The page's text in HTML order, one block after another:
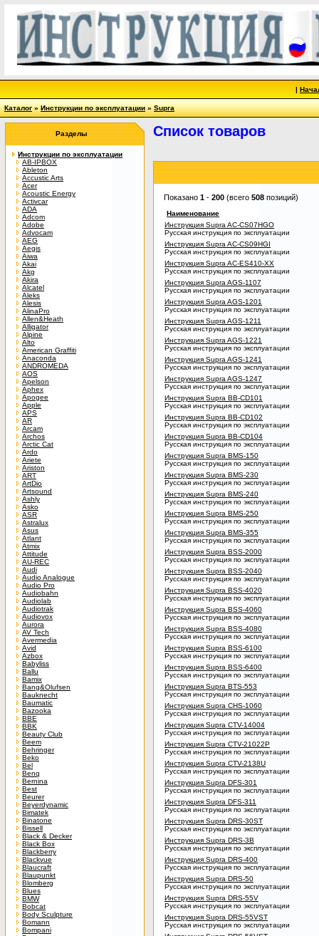
|
Каталог»Инструкции по эксплуатации»Supra
Разделы
Инструкции по эксплуатации
AB-IPBOX
Ableton
Accustic Arts
Acer
Acoustic Energy
Activcar
ADA
Adcom
Adobe
Advocam
AEG
Aegis
Aiwa
Akai
Akg
Akira
Alcatel
Aleks
Alesis
AlinaPro
Allen&Heath
Alligator
Alpine
Alto
American Graffiti
Anaconda
ANDROMEDA
AOS
Apelson
Aphex
Apogee
Apple
APS
AR
Arcam
Archos
Arctic Cat
Ardo
Ariete
Ariston
ART
ArtDio
Artsound
Ashly
Asko
ASR
Astralux
Asus
Atlant
Atmix
Attitude
AU-REC
Audi
Audio Analogue
Audio Pro
Audiobahn
Audiolab
Audiotrak
Audiovox
Aurora
AV Tech
Avermedia
Avid
Azbox
Babyliss
Ballu
Bamix
Bang&Olufsen
Bauknecht
Baumatic
Bazooka
BBE
BBK
Beauty Club
Beem
Behringer
Beko
Bel
Benq
Bernina
Best
Beurer
Beyerdynamic
Bimatek
Binatone
Bissell
Black & Decker
Black Box
Blackberry
Blackvue
Blaucraft
Blaupunkt
Blomberg
Blues
BMW
Bobcat
Body Sculpture
Bomann
Bompani
Список товаров
Показано 1 - 200 (всего 508 позиций)
Наименование
Инструкция Supra AC-CS07HGO
Русская инструкция по эксплуатации
Инструкция Supra AC-CS09HGI
Русская инструкция по эксплуатации
Инструкция Supra AC-ES410-XX
Русская инструкция по эксплуатации
Инструкция Supra AGS-1107
Русская инструкция по эксплуатации
Инструкция Supra AGS-1201
Русская инструкция по эксплуатации
Инструкция Supra AGS-1211
Русская инструкция по эксплуатации
Инструкция Supra AGS-1221
Русская инструкция по эксплуатации
Инструкция Supra AGS-1241
Русская инструкция по эксплуатации
Инструкция Supra AGS-1247
Русская инструкция по эксплуатации
Инструкция Supra BB-CD101
Русская инструкция по эксплуатации
Инструкция Supra BB-CD102
Русская инструкция по эксплуатации
Инструкция Supra BB-CD104
Русская инструкция по эксплуатации
Инструкция Supra BMS-150
Русская инструкция по эксплуатации
Инструкция Supra BMS-230
Русская инструкция по эксплуатации
Инструкция Supra BMS-240
Русская инструкция по эксплуатации
Инструкция Supra BMS-250
Русская инструкция по эксплуатации
Инструкция Supra BMS-355
Русская инструкция по эксплуатации
Инструкция Supra BSS-2000
Русская инструкция по эксплуатации
Инструкция Supra BSS-2040
Русская инструкция по эксплуатации
Инструкция Supra BSS-4020
Русская инструкция по эксплуатации
Инструкция Supra BSS-4060
Русская инструкция по эксплуатации
Инструкция Supra BSS-4080
Русская инструкция по эксплуатации
Инструкция Supra BSS-6100
Русская инструкция по эксплуатации
Инструкция Supra BSS-6400
Русская инструкция по эксплуатации
Инструкция Supra BTS-553
Русская инструкция по эксплуатации
Инструкция Supra CHS-1060
Русская инструкция по эксплуатации
Инструкция Supra CTV-14004
Русская инструкция по эксплуатации
Инструкция Supra CTV-21022P
Русская инструкция по эксплуатации
Инструкция Supra CTV-2138U
Русская инструкция по эксплуатации
Инструкция Supra DFS-301
Русская инструкция по эксплуатации
Инструкция Supra DFS-311
Русская инструкция по эксплуатации
Инструкция Supra DRS-30ST
Русская инструкция по эксплуатации
Инструкция Supra DRS-3B
Русская инструкция по эксплуатации
Инструкция Supra DRS-400
Русская инструкция по эксплуатации
Инструкция Supra DRS-50
Русская инструкция по эксплуатации
Инструкция Supra DRS-55V
Русская инструкция по эксплуатации
Инструкция Supra DRS-55VST
Русская инструкция по эксплуатации